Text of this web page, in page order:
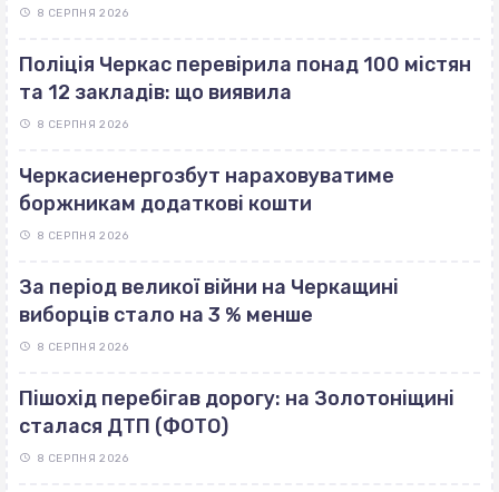
8 СЕРПНЯ 2026
Поліція Черкас перевірила понад 100 містян
та 12 закладів: що виявила
8 СЕРПНЯ 2026
Черкасиенергозбут нараховуватиме
боржникам додаткові кошти
8 СЕРПНЯ 2026
За період великої війни на Черкащині
виборців стало на 3 % менше
8 СЕРПНЯ 2026
Пішохід перебігав дорогу: на Золотоніщині
сталася ДТП (ФОТО)
8 СЕРПНЯ 2026